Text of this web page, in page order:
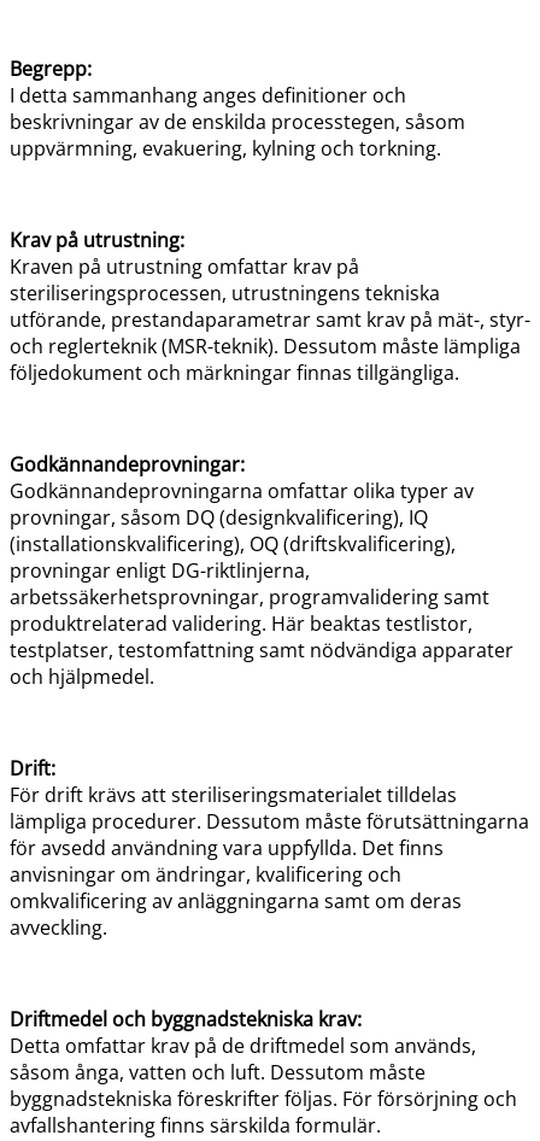
Begrepp:
I detta sammanhang anges definitioner och
beskrivningar av de enskilda processtegen, såsom
uppvärmning, evakuering, kylning och torkning.
Krav på utrustning:
Kraven på utrustning omfattar krav på
steriliseringsprocessen, utrustningens tekniska
utförande, prestandaparametrar samt krav på mät-, styr-
och reglerteknik (MSR-teknik). Dessutom måste lämpliga
följedokument och märkningar finnas tillgängliga.
Godkännandeprovningar:
Godkännandeprovningarna omfattar olika typer av
provningar, såsom DQ (designkvalificering), IQ
(installationskvalificering), OQ (driftskvalificering),
provningar enligt DG-riktlinjerna,
arbetssäkerhetsprovningar, programvalidering samt
produktrelaterad validering. Här beaktas testlistor,
testplatser, testomfattning samt nödvändiga apparater
och hjälpmedel.
Drift:
För drift krävs att steriliseringsmaterialet tilldelas
lämpliga procedurer. Dessutom måste förutsättningarna
för avsedd användning vara uppfyllda. Det finns
anvisningar om ändringar, kvalificering och
omkvalificering av anläggningarna samt om deras
avveckling.
Driftmedel och byggnadstekniska krav:
Detta omfattar krav på de driftmedel som används,
såsom ånga, vatten och luft. Dessutom måste
byggnadstekniska föreskrifter följas. För försörjning och
avfallshantering finns särskilda formulär.